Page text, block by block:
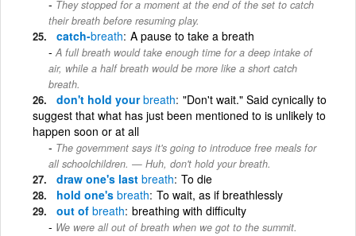
They stopped for a moment at the end of the set to catch
their breath before resuming play.
catch-breath A pause to take a breath
A full breath would take enough time for a deep intake of
air, while a half breath would be more like a short catch
breath.
don't hold yourbreath "Don't wait." Said cynically to
suggest that what has just been mentioned to is unlikely to
happen soon or at all
The government says it's going to introduce free meals for
all schoolchildren. — Huh, don't hold your breath.
draw one's last breath To die
hold one's breath To wait, as if breathlessly
out of breath breathing with difficulty
We were all out of breath when we got to the summit.